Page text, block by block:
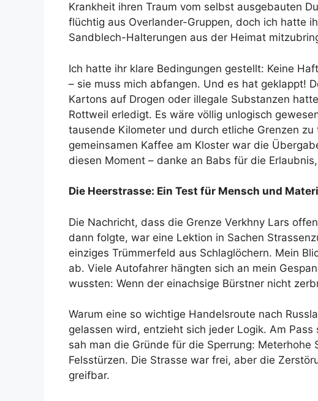
Krankheit ihren Traum vom selbst ausgebauten
flüchtig aus Overlander-Gruppen, doch ich hatte
Sandblech-Halterungen aus der Heimat
Ich hatte ihr klare Bedingungen gestellt: Keine
– sie muss mich abfangen. Und es hat geklappt!
Kartons auf Drogen oder illegale Substanzen
Rottweil erledigt. Es wäre völlig unlogisch
tausende Kilometer und durch etliche Grenzen
gemeinsamen Kaffee am Kloster war die
diesen Moment – danke an Babs für die
Die Heerstrasse: Ein Test für Mensch und
Die Nachricht, dass die Grenze Verkhny Lars
dann folgte, war eine Lektion in Sachen
einziges Trümmerfeld aus Schlaglöchern. Mein
ab. Viele Autofahrer hängten sich an mein
wussten: Wenn der einachsige Bürstner nicht
Warum eine so wichtige Handelsroute nach
gelassen wird, entzieht sich jeder Logik. Am
sah man die Gründe für die Sperrung: Meterhohe
Felsstürzen. Die Strasse war frei, aber die
greifbar.